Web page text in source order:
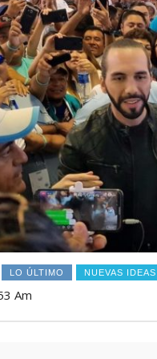
LO ÚLTIMO NUEVAS IDEAS
Am